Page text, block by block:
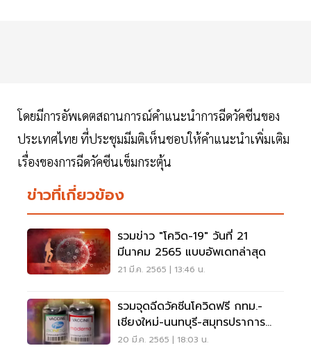
โดยมีการอัพเดตสถานการณ์คำแนะนำการฉีดวัคซีนของ
ประเทศไทย ที่ประชุมมีมติเห็นชอบให้คำแนะนำเพิ่มเติม
เรื่องของการฉีดวัคซีนเข็มกระตุ้น
ข่าวที่เกี่ยวข้อง
รวมข่าว "โควิด-19" วันที่ 21
มีนาคม 2565 แบบอัพเดทล่าสุด
21 มี.ค. 2565 | 13:46 น.
รวมจุดฉีดวัคซีนโควิดฟรี กทม.-
เชียงใหม่-นนทบุรี-สมุทรปราการ
เช็คที่นี่
20 มี.ค. 2565 | 18:03 น.